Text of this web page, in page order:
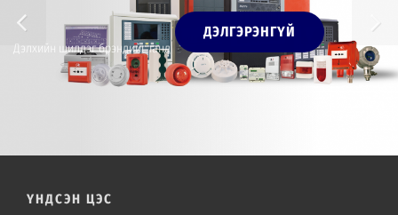
Дэлхийн шилдэг брэндийг танд
ДЭЛГЭРЭНГҮЙ
ҮНДСЭН ЦЭС